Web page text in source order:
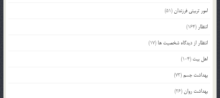
امور تربیتی فرزندان(51)
انتظار (164)
انتظار از دیدگاه شخصیت ها (17)
اهل بیت (104)
بهداشت جسم(73)
بهداشت روان(26)